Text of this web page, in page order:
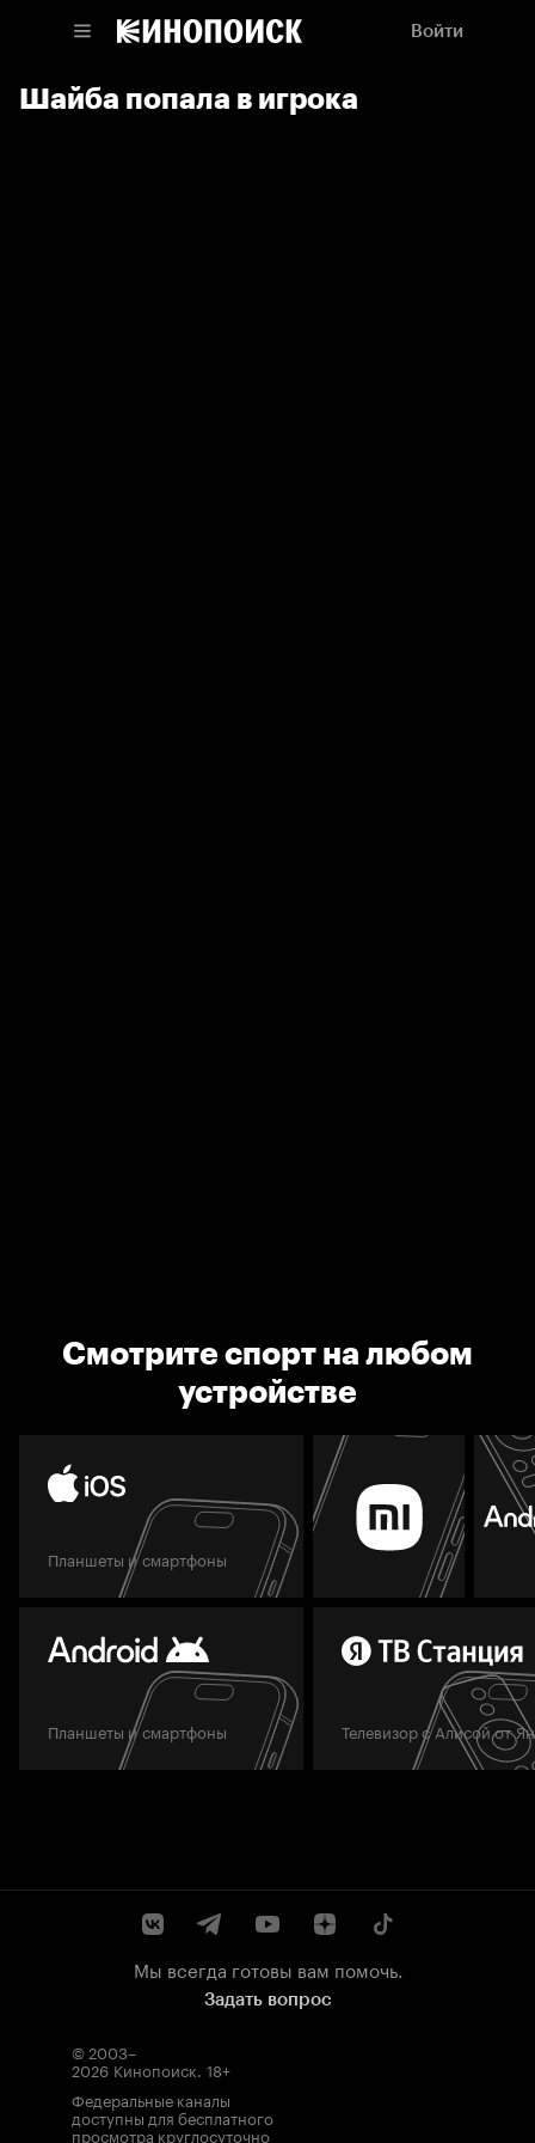
Войти
Шайба попала в игрока
Смотрите спорт на любом
устройстве
Планшеты и смартфоны
Планшеты и смартфоны Телевизор с Алисой от
Мы всегда готовы вам помочь.
Задать вопрос
© 2003–
2026 Кинопоиск. 18+
Федеральные каналы
доступны для бесплатного
просмотра круглосуточно